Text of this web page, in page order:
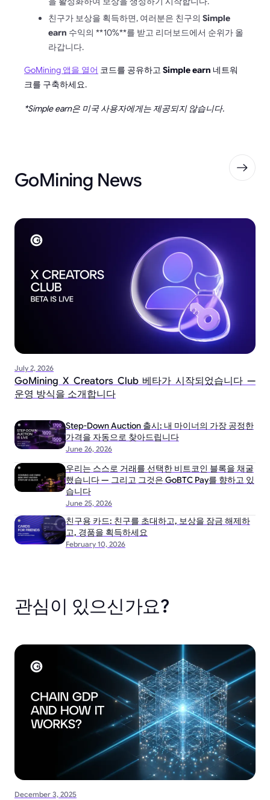
친구가 보상을 획득하면, 여러분은 친구의 Simple
earn 수익의 **10%**를 받고 리더보드에서 순위가 올
라갑니다.
GoMining 앱을 열어 코드를 공유하고 Simple earn 네트워
크를 구축하세요.
*Simple earn은 미국 사용자에게는 제공되지 않습니다.
GoMining News
July 2, 2026
GoMining X Creators Club 베타가 시작되었습니다 —
운영 방식을 소개합니다
June 26, 2026
Step-Down Auction 출시: 내 마이너의 가장 공정한
가격을 자동으로 찾아드립니다
June 25, 2026
우리는 스스로 거래를 선택한 비트코인 블록을 채굴
했습니다 — 그리고 그것은 GoBTC Pay를 향하고 있
습니다
February 10, 2026
친구용 카드: 친구를 초대하고, 보상을 잠금 해제하
고, 경품을 획득하세요
관심이 있으신가요?
December 3, 2025